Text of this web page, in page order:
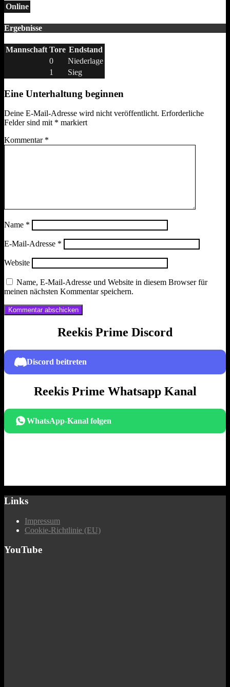
Online
Ergebnisse
Mannschaft Tore Endstand
0
Niederlage
1
Sieg
Eine Unterhaltung beginnen
Deine E-Mail-Adresse wird nicht veröffentlicht. Erforderliche
Felder sind mit * markiert
Kommentar *
Name *
E-Mail-Adresse *
Website
Name, E-Mail-Adresse und Website in diesem Browser für
meinen nächsten Kommentar speichern.
Reekis Prime Discord
Discord beitreten
Reekis Prime Whatsapp Kanal
WhatsApp-Kanal folgen
Links
Impressum
Cookie-Richtlinie (EU)
YouTube